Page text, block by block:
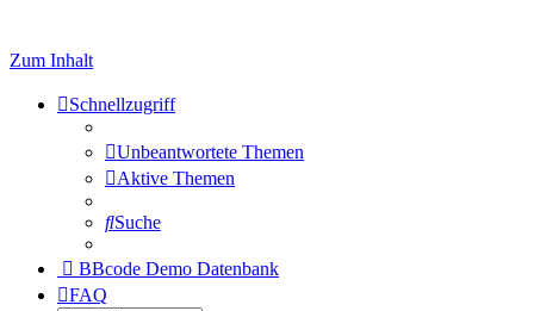
Zum Inhalt
Schnellzugriff
Unbeantwortete Themen
Aktive Themen
Suche
BBcode Demo Datenbank
FAQ